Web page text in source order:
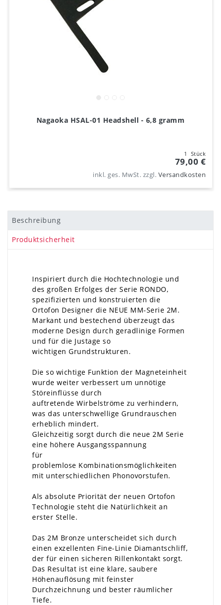
Nagaoka HSAL-01 Headshell - 6,8 gramm
79,00 €
1 Stück
inkl. ges. MwSt. zzgl. Versandkosten
Beschreibung
Produktsicherheit
Inspiriert durch die Hochtechnologie und
des großen Erfolges der Serie RONDO,
spezifizierten und konstruierten die
Ortofon Designer die NEUE MM-Serie 2M.
Markant und bestechend überzeugt das
moderne Design durch geradlinige Formen
und für die Justage so
wichtigen Grundstrukturen.
Die so wichtige Funktion der Magneteinheit
wurde weiter verbessert um unnötige
Störeinflüsse durch
auftretende Wirbelströme zu verhindern,
was das unterschwellige Grundrauschen
erheblich mindert.
Gleichzeitig sorgt durch die neue 2M Serie
eine höhere Ausgangsspannung
für
problemlose Kombinationsmöglichkeiten
mit unterschiedlichen Phonovorstufen.
Als absolute Priorität der neuen Ortofon
Technologie steht die Natürlichkeit an
erster Stelle.
Das 2M Bronze unterscheidet sich durch
einen exzellenten Fine-Linie Diamantschliff,
der für einen sicheren Rillenkontakt sorgt.
Das Resultat ist eine klare, saubere
Höhenauflösung mit feinster
Durchzeichnung und bester räumlicher
Tiefe.